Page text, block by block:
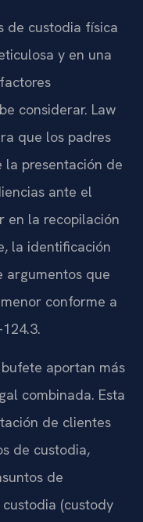
de custodia física
y en una
considerar. Law
que los padres
la presentación de
ante el
en la recopilación
la identificación
argumentos que
conforme a
aportan más
combinada. Esta
de clientes
de custodia,
de
(custody